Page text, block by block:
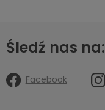
Śledź nas na:
Facebook